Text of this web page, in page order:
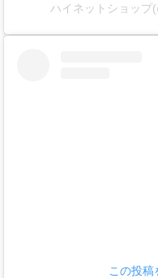
ハイネットショップ
この投